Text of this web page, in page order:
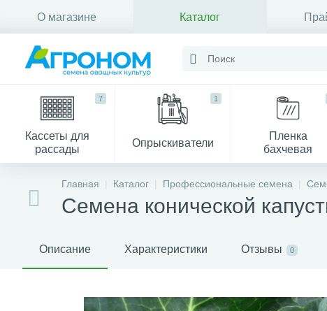
О магазине Каталог
Контакты
Кассеты для
рассады
7
Опрыскиватели
1
Пленка
бахчевая
Главная Каталог Профессиональные семена
Семена конической
Описание Характеристики Отзывы 0